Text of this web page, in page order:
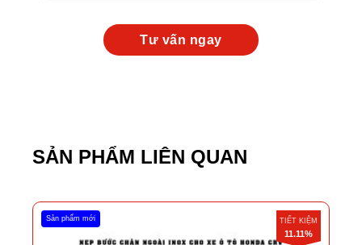
SẢN PHẨM LIÊN QUAN
Sản phẩm mới TIẾT KIỆM
11.11%